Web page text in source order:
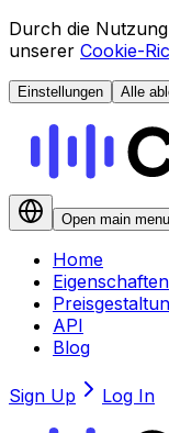
Durch die
unserer Cookie-
Einstellungen Alle
Open main menu
Home
Eigenschaften
API
Blog
Sign Up Log In